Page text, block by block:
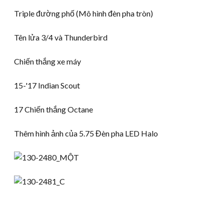
Triple đường phố (Mô hình đèn pha tròn)
Tên lửa 3/4 và Thunderbird
Chiến thắng xe máy
15-'17 Indian Scout
17 Chiến thắng Octane
Thêm hình ảnh của 5.75 Đèn pha LED Halo